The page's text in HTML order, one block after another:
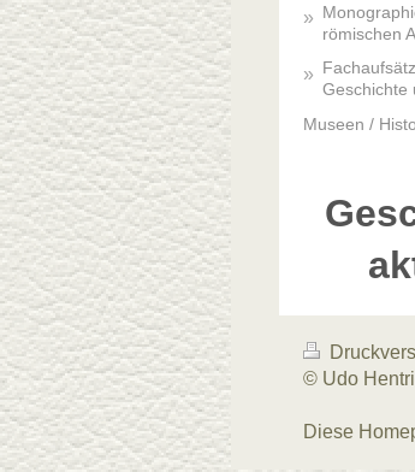
römischen
Geschichte
Museen /
© Udo
Diese